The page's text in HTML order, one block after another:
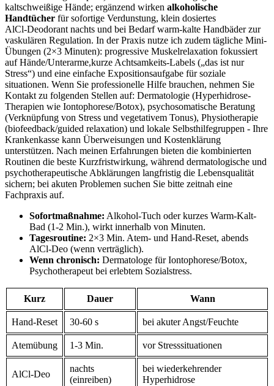
kaltschweißige Hände; ‍ergänzend wirken⁢ alkoholische
Handtücher für sofortige Verdunstung, klein dosiertes
AlCl‑Deodorant ⁣nachts und​ bei Bedarf warm-kalte Handbäder zur
‍vaskulären⁤ Regulation. In der Praxis nutze ich zudem tägliche Mini-
Übungen (2×3 Minuten): ​progressive Muskelrelaxation fokussiert
auf Hände/Unterarme,kurze Achtsamkeits-Labels („das⁣ ist nur
Stress“) und eine einfache ⁤Expositionsaufgabe für soziale
situationen. ‌Wenn Sie professionelle Hilfe brauchen, nehmen Sie
Kontakt⁣ zu‍ folgenden Stellen auf: Dermatologie (Hyperhidrose-
Therapien ⁣wie Iontophorese/Botox), psychosomatische Beratung
(Verknüpfung von Stress ​und vegetativem Tonus), Physiotherapie
(biofeedback/guided relaxation) und lokale Selbsthilfegruppen ​- Ihre
Krankenkasse kann Überweisungen und‍ Kostenklärung
unterstützen. Nach meinen Erfahrungen ⁣bieten die kombinierten
Routinen die beste ⁤Kurzfristwirkung, während ⁣dermatologische und
psychotherapeutische Abklärungen langfristig die Lebensqualität
sichern; bei akuten⁢ Problemen suchen Sie bitte ⁤zeitnah eine
Fachpraxis auf.
Sofortmaßnahme: Alkohol-Tuch oder kurzes Warm-Kalt-
Bad (1-2 Min.), wirkt innerhalb von Minuten.
Tagesroutine: 2×3 Min. Atem- ⁢und Hand-Reset, abends
AlCl-Deo‌ (wenn verträglich).
Wenn chronisch: Dermatologe für‌ Iontophorese/Botox,
⁤Psychotherapeut⁤ bei erlebtem Sozialstress.
Kurz Dauer Wann
Hand-Reset 30-60​ s bei‍ akuter Angst/Feuchte
Atemübung 1-3 Min. vor Stresssituationen
AlCl-Deo
nachts
(einreiben)
bei wiederkehrender
Hyperhidrose